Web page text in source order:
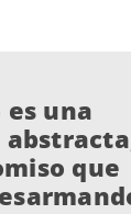
es una
que